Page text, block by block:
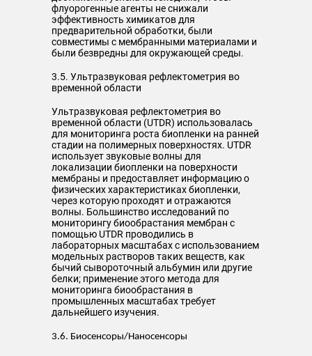
флуорогенные агенты не снижали
эффективность химикатов для
предварительной обработки, были
совместимы с мембранными материалами и
были безвредны для окружающей среды.
3.5. Ультразвуковая рефлектометрия во
временной области
Ультразвуковая рефлектометрия во
временной области (UTDR) использовалась
для мониторинга роста биопленки на ранней
стадии на полимерных поверхностях. UTDR
использует звуковые волны для
локализации биопленки на поверхности
мембраны и предоставляет информацию о
физических характеристиках биопленки,
через которую проходят и отражаются
волны. Большинство исследований по
мониторингу биообрастания мембран с
помощью UTDR проводились в
лабораторных масштабах с использованием
модельных растворов таких веществ, как
бычий сывороточный альбумин или другие
белки; применение этого метода для
мониторинга биообрастания в
промышленных масштабах требует
дальнейшего изучения.
3.6. Биосенсоры/Наносенсоры